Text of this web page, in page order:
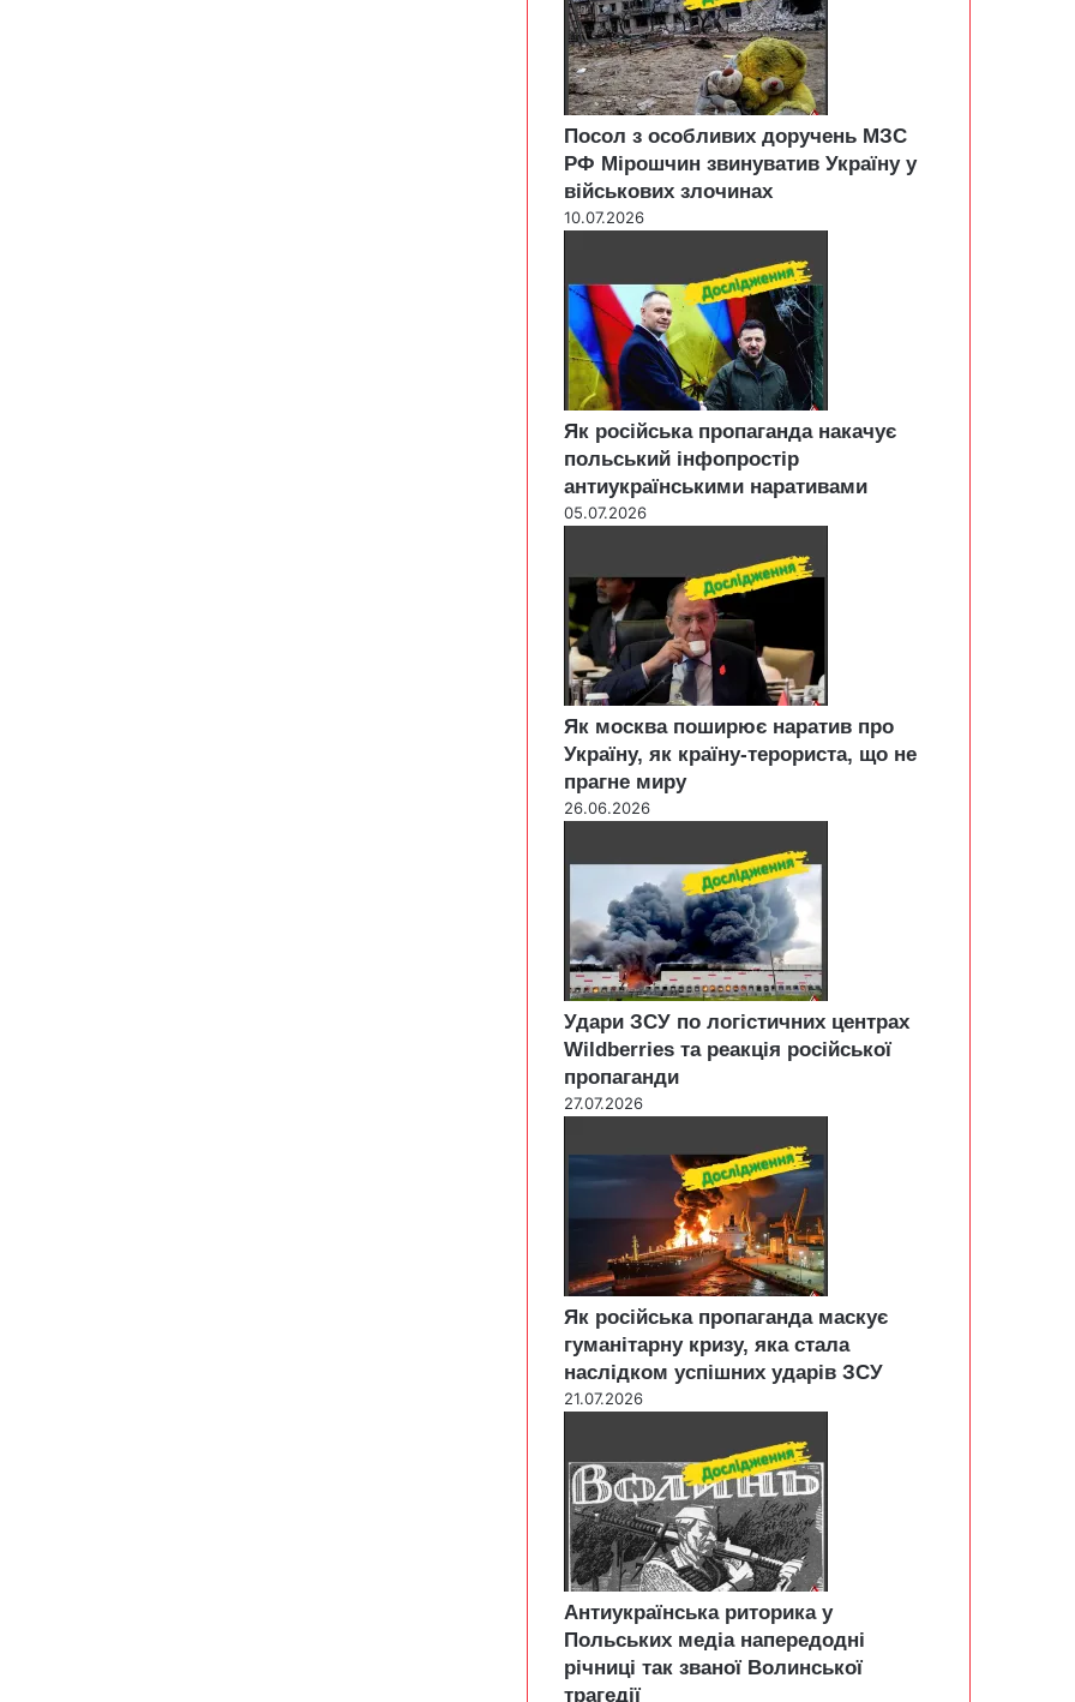
Посол з особливих доручень МЗС
РФ Мірошчин звинуватив Україну у
військових злочинах
10.07.2026
Як російська пропаганда накачує
польський інфопростір
антиукраїнськими наративами
05.07.2026
Як москва поширює наратив про
Україну, як країну-терориста, що не
прагне миру
26.06.2026
Удари ЗСУ по логістичних центрах
Wildberries та реакція російської
пропаганди
27.07.2026
Як російська пропаганда маскує
гуманітарну кризу, яка стала
наслідком успішних ударів ЗСУ
21.07.2026
Антиукраїнська риторика у
Польських медіа напередодні
річниці так званої Волинської
трагедії